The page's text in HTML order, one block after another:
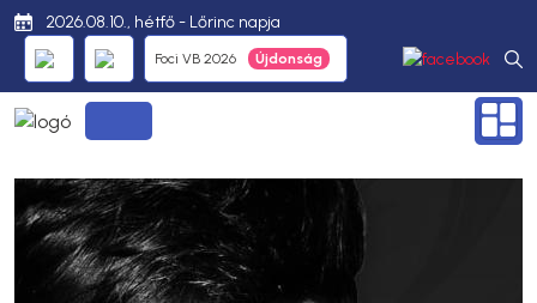
2026.08.10., hétfő - Lőrinc napja
Foci VB 2026